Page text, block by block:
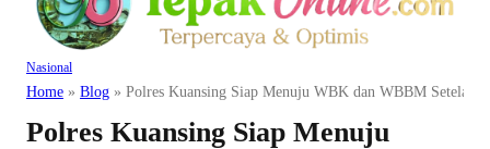
Nasional
Home » Blog » Polres Kuansing Siap Menuju WBK dan WBBM Setelah
Polres Kuansing Siap Menuju